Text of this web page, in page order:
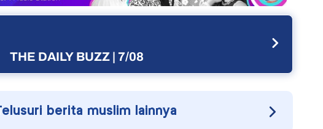
THE DAILY BUZZ | 7/08
Telusuri berita muslim lainnya